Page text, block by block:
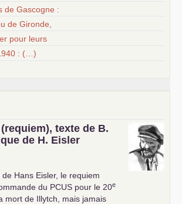
de Gascogne :
de Gironde,
pour leurs
: (…)
texte de B.
de H. Eisler
Hans Eisler, le requiem
du PCUS pour le 20e
mort de Illytch, mais jamais